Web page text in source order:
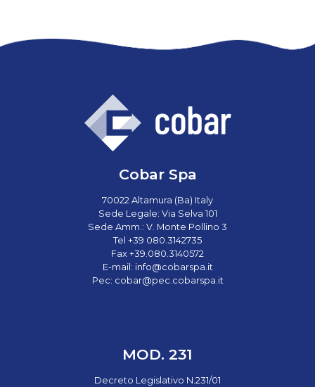
Cobar Spa
70022 Altamura (Ba) Italy
Sede Legale: Via Selva 101
Sede Amm.: V. Monte Pollino 3
Tel +39 080.3142735
Fax +39.080.3140572
E-mail: info@cobarspa.it
Pec: cobar@pec.cobarspa.it
MOD. 231
Decreto Legislativo N.231/01